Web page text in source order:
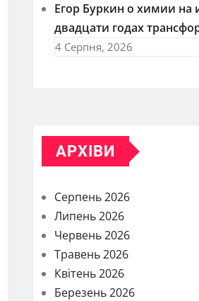
Егор Буркин о химии на
двадцати годах
4 Серпня, 2026
АРХІВИ
Серпень 2026
Липень 2026
Червень 2026
Травень 2026
Квітень 2026
Березень 2026